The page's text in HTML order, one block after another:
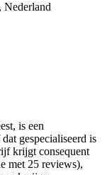
Nederland
is een
gespecialiseerd is
krijgt consequent
met 25 reviews),